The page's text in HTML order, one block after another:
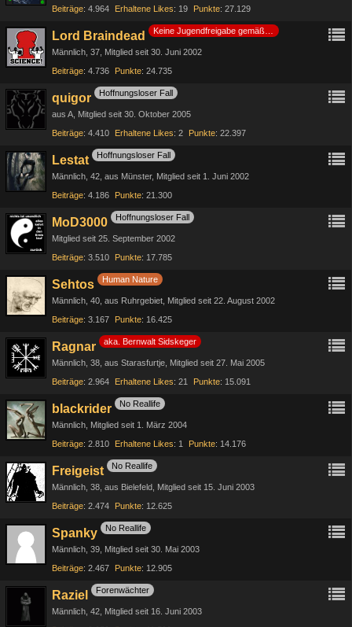
Beiträge 4.964 Erhaltene Likes 19 Punkte 27.129
Lord Braindead
Männlich 37 Mitglied seit 30. Juni 2002
Beiträge 4.736 Punkte 24.735
quigor Hoffnungsloser Fall
aus A Mitglied seit 30. Oktober 2005
Beiträge 4.410 Erhaltene Likes 2 Punkte 22.397
Lestat Hoffnungsloser Fall
Männlich 42 aus Münster Mitglied seit 1. Juni 2002
Beiträge 4.186 Punkte 21.300
MoD3000 Hoffnungsloser Fall
Mitglied seit 25. September 2002
Beiträge 3.510 Punkte 17.785
Sehtos Human Nature
Männlich 40 aus Ruhrgebiet Mitglied seit 22. August 2002
Beiträge 3.167 Punkte 16.425
Ragnar aka. Bernwalt Sidskeger
Männlich 38 aus Starasfurtje Mitglied seit 27. Mai 2005
Beiträge 2.964 Erhaltene Likes 21 Punkte 15.091
blackrider No Reallife
Männlich Mitglied seit 1. März 2004
Beiträge 2.810 Erhaltene Likes 1 Punkte 14.176
Freigeist No Reallife
Männlich 38 aus Bielefeld Mitglied seit 15. Juni 2003
Beiträge 2.474 Punkte 12.625
Spanky No Reallife
Männlich 39 Mitglied seit 30. Mai 2003
Beiträge 2.467 Punkte 12.905
Raziel Forenwächter
Männlich 42 Mitglied seit 16. Juni 2003